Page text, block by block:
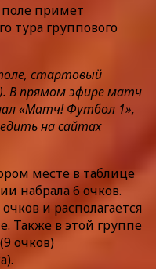
примет
тура группового
стартовый
В прямом эфире матч
«Матч! Футбол 1»,
на сайтах
месте в таблице
набрала 6 очков.
и располагается
Также в этой группе
очков)